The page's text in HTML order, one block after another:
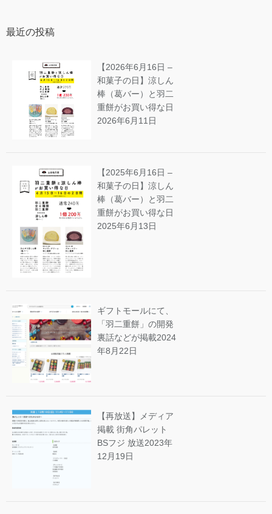
最近の投稿
【2026年6月16日 –
和菓子の日】涼しん
棒（葛バー）と羽二
重餅がお買い得な日
2026年6月11日
【2025年6月16日 –
和菓子の日】涼しん
棒（葛バー）と羽二
重餅がお買い得な日
2025年6月13日
ギフトモールにて、
「羽二重餅」の開発
裏話などが掲載2024
年8月22日
【再放送】メディア
掲載 街角パレット
BSフジ 放送2023年
12月19日